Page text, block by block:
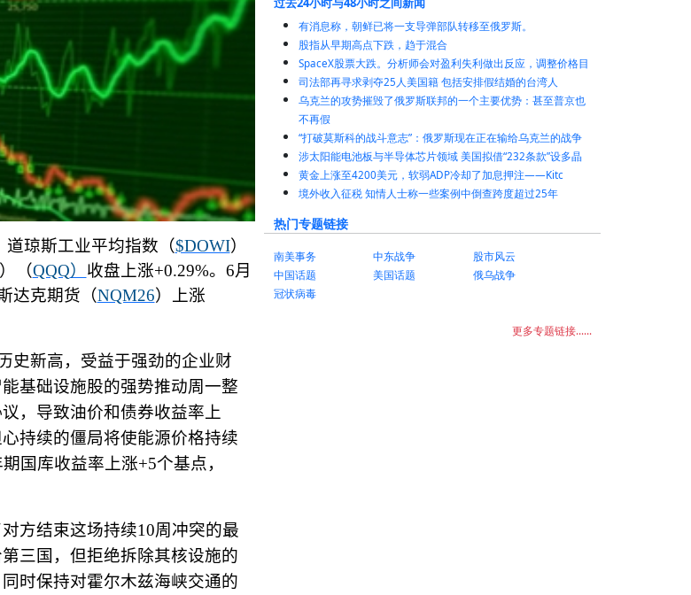
道琼斯工业平均指数（$DOWI）
（QQQ） 收盘上涨+0.29%。 6月
达克期货（NQM26）上涨
史新高，受益于强劲的企业财
基础设施股的强势推动周一整
，导致油价和债券收益率上
持续的僵局将使能源价格持续
期国库收益率上涨+5个基点，
方结束这场持续10周冲突的最
三国，但拒绝拆除其核设施的
时保持对霍尔木兹海峡交通的
有消息称，朝鲜已将一支导弹部队转移至俄罗斯。
股指从早期高点下跌，趋于混合
SpaceX股票大跌。分析师会对盈利失利做出反应，调整价格目
司法部再寻求剥夺25人美国籍 包括安排假结婚的台湾人
乌克兰的攻势摧毁了俄罗斯联邦的一个主要优势：甚至普京也
不再假
“打破莫斯科的战斗意志”：俄罗斯现在正在输给乌克兰的战争
涉太阳能电池板与半导体芯片领域 美国拟借“232条款”设多晶
黄金上涨至4200美元，软弱ADP冷却了加息押注——Kitc
境外收入征税 知情人士称一些案例中倒查跨度超过25年
热门专题链接
南美事务 中东战争
股市风云
中国话题
美国话题
俄乌战争
冠状病毒
更多专题链接......